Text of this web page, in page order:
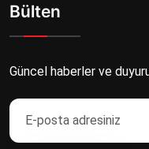
Bülten
Güncel haberler ve